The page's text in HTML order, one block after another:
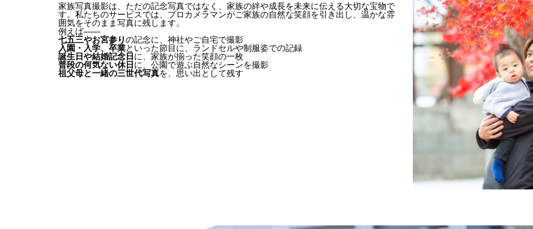
家族写真撮影は、ただの記念写真ではなく、家族の絆や成長を未来に伝える大切な宝物で
す。私たちのサービスでは、プロカメラマンがご家族の自然な笑顔を引き出し、温かな雰
囲気をそのまま写真に残します。
例えば――
七五三やお宮参りの記念に、神社やご自宅で撮影
入園・入学、卒業といった節目に、ランドセルや制服姿での記録
誕生日や結婚記念日 に、家族が揃った笑顔の一枚
普段の何気ない休日 に、公園で遊ぶ自然なシーンを撮影
祖父母と一緒の三世代写真を、思い出として残す